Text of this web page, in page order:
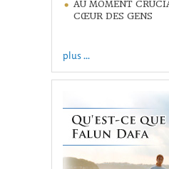
AU MOMENT
CŒUR DES GENS
plus ...